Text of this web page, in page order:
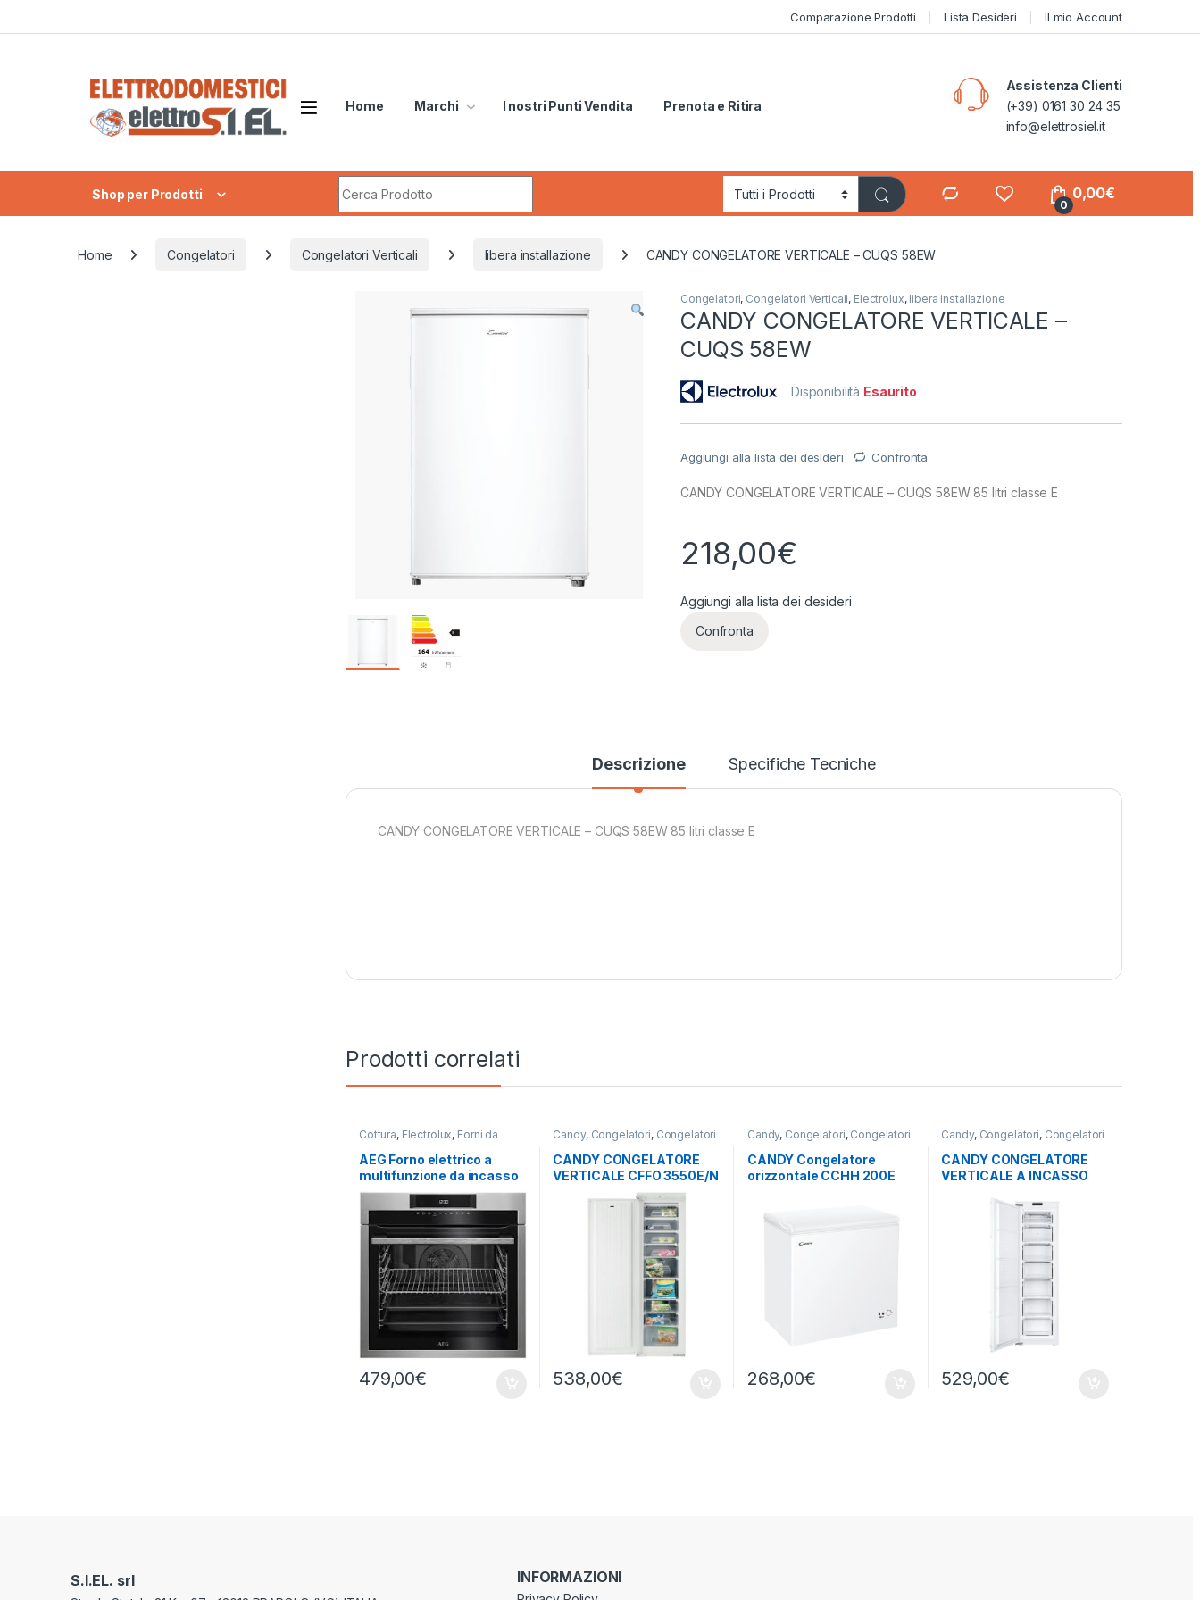
Comparazione Prodotti Lista Desideri Il mio Account
Home Marchi I nostri Punti Vendita Prenota e Ritira
Assistenza Clienti
(+39) 0161 30 24 35
info@elettrosiel.it
Shop per Prodotti
0
0,00€
Home Congelatori Congelatori Verticali libera installazione CANDY CONGELATORE VERTICALE – CUQS 58EW
Congelatori, Congelatori Verticali, Electrolux, libera installazione
CANDY CONGELATORE VERTICALE –
CUQS 58EW
Disponibilità Esaurito
Aggiungi alla lista dei desideri Confronta
CANDY CONGELATORE VERTICALE – CUQS 58EW 85 litri classe E
218,00€
Aggiungi alla lista dei desideri
Confronta
Descrizione Specifiche Tecniche
CANDY CONGELATORE VERTICALE – CUQS 58EW 85 litri classe E
Prodotti correlati
Cottura, Electrolux, Forni da
AEG Forno elettrico a
multifunzione da incasso
BEE 641222M
479,00€
Candy, Congelatori, Congelatori
Verticali
da incasso
CANDY CONGELATORE
VERTICALE CFFO 3550E/N
538,00€
Candy, Congelatori, Congelatori
Orizzontali
CANDY Congelatore
orizzontale CCHH 200E
268,00€
Candy, Congelatori, Congelatori
Verticali
libera installazione
CANDY CONGELATORE
VERTICALE A INCASSO
529,00€
S.I.EL. srl INFORMAZIONI